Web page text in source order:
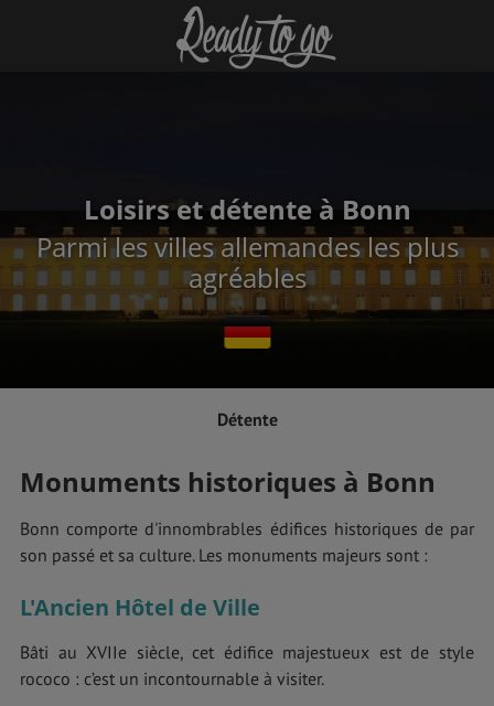
Loisirs et détente à Bonn
Parmi les villes allemandes les plus
agréables
Détente
Monuments historiques à Bonn
Bonn comporte d'innombrables édifices historiques de par
son passé et sa culture. Les monuments majeurs sont :
L'Ancien Hôtel de Ville
Bâti au XVIIe siècle, cet édifice majestueux est de style
rococo : c’est un incontournable à visiter.